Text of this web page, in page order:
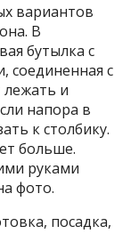
вариантов
В
бутылка с
соединенная с
и
напора в
к столбику.
больше.
руками
фото.